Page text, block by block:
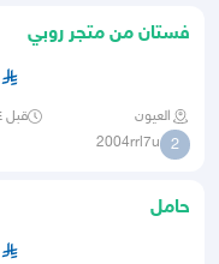
فستان من متجر روبي
العيون قبل ٢٤ دقيقة
2
2004rrl7u
حامل